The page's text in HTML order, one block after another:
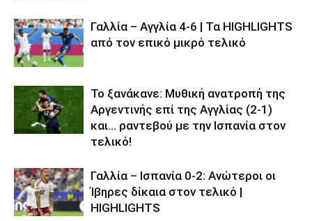
Γαλλία – Αγγλία 4-6 | Τα HIGHLIGHTS
από τον επικό μικρό τελικό
Το ξανάκανε: Μυθική ανατροπή της
Αργεντινής επί της Αγγλίας (2-1)
και… ραντεβού με την Ισπανία στον
τελικό!
Γαλλία – Ισπανία 0-2: Ανώτεροι οι
Ίβηρες δίκαια στον τελικό |
HIGHLIGHTS